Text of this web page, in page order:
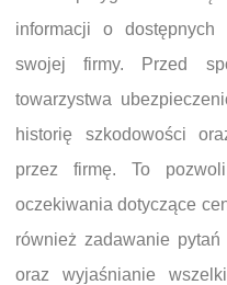
informacji o
swojej firmy. Przed
towarzystwa
historię szkodowości
przez firmę. To
oczekiwania dotyczące
również zadawanie pytań
oraz wyjaśnianie